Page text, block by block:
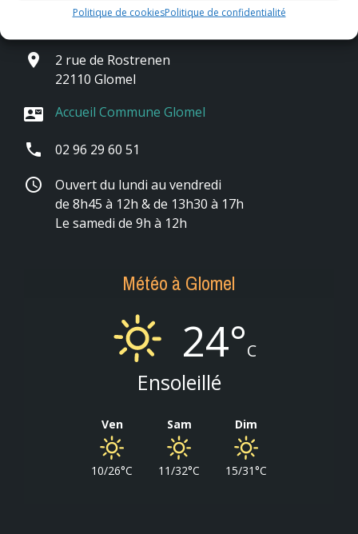
Politique de cookiesPolitique de confidentialité
Contact & horaires
place
2 rue de Rostrenen
22110 Glomel
contact_mail Accueil Commune Glomel
phone 02 96 29 60 51
schedule
Ouvert du lundi au vendredi
de 8h45 à 12h & de 13h30 à 17h
Le samedi de 9h à 12h
Météo à Glomel
24°C
Ensoleillé
Ven
10/26°C
Sam
11/32°C
Dim
15/31°C